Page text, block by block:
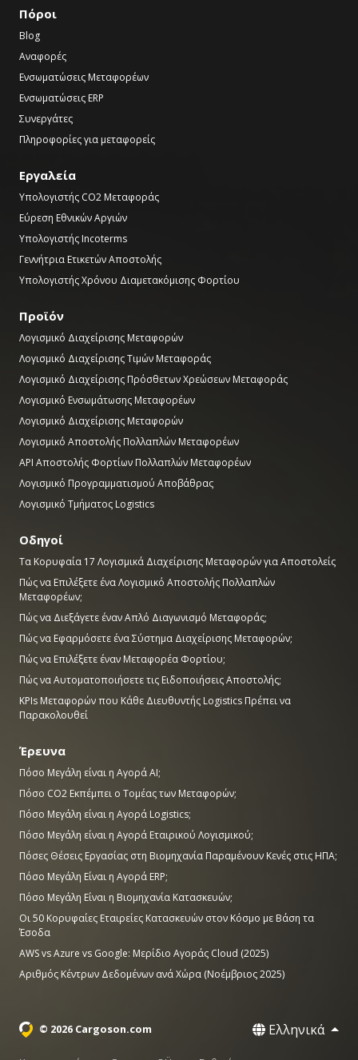
Πόροι
Blog
Αναφορές
Ενσωματώσεις Μεταφορέων
Ενσωματώσεις ERP
Συνεργάτες
Πληροφορίες για μεταφορείς
Εργαλεία
Υπολογιστής CO2 Μεταφοράς
Εύρεση Εθνικών Αργιών
Υπολογιστής Incoterms
Γεννήτρια Ετικετών Αποστολής
Υπολογιστής Χρόνου Διαμετακόμισης Φορτίου
Προϊόν
Λογισμικό Διαχείρισης Μεταφορών
Λογισμικό Διαχείρισης Τιμών Μεταφοράς
Λογισμικό Διαχείρισης Πρόσθετων Χρεώσεων Μεταφοράς
Λογισμικό Ενσωμάτωσης Μεταφορέων
Λογισμικό Διαχείρισης Μεταφορών
Λογισμικό Αποστολής Πολλαπλών Μεταφορέων
API Αποστολής Φορτίων Πολλαπλών Μεταφορέων
Λογισμικό Προγραμματισμού Αποβάθρας
Λογισμικό Τμήματος Logistics
Οδηγοί
Τα Κορυφαία 17 Λογισμικά Διαχείρισης Μεταφορών για Αποστολείς
Πώς να Επιλέξετε ένα Λογισμικό Αποστολής Πολλαπλών
Μεταφορέων;
Πώς να Διεξάγετε έναν Απλό Διαγωνισμό Μεταφοράς;
Πώς να Εφαρμόσετε ένα Σύστημα Διαχείρισης Μεταφορών;
Πώς να Επιλέξετε έναν Μεταφορέα Φορτίου;
Πώς να Αυτοματοποιήσετε τις Ειδοποιήσεις Αποστολής;
KPIs Μεταφορών που Κάθε Διευθυντής Logistics Πρέπει να
Παρακολουθεί
Έρευνα
Πόσο Μεγάλη είναι η Αγορά AI;
Πόσο CO2 Εκπέμπει ο Τομέας των Μεταφορών;
Πόσο Μεγάλη είναι η Αγορά Logistics;
Πόσο Μεγάλη είναι η Αγορά Εταιρικού Λογισμικού;
Πόσες Θέσεις Εργασίας στη Βιομηχανία Παραμένουν Κενές στις ΗΠΑ;
Πόσο Μεγάλη Είναι η Αγορά ERP;
Πόσο Μεγάλη Είναι η Βιομηχανία Κατασκευών;
Οι 50 Κορυφαίες Εταιρείες Κατασκευών στον Κόσμο με Βάση τα
Έσοδα
AWS vs Azure vs Google: Μερίδιο Αγοράς Cloud (2025)
Αριθμός Κέντρων Δεδομένων ανά Χώρα (Νοέμβριος 2025)
© 2026 Cargoson.com Ελληνικά